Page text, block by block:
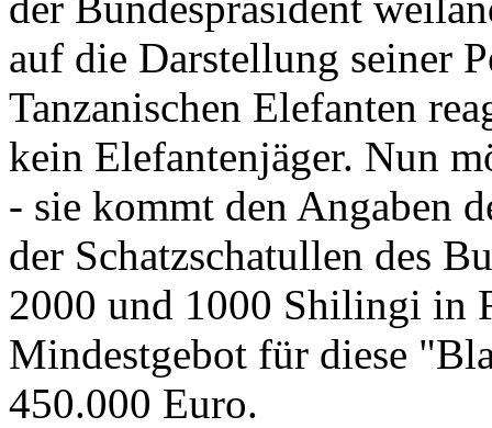
auf die Darstellung seiner
Tanzanischen Elefanten
kein Elefantenjäger. Nun
- sie kommt den Angaben
der Schatzschatullen des
2000 und 1000 Shilingi in
Mindestgebot für diese
450.000 Euro.